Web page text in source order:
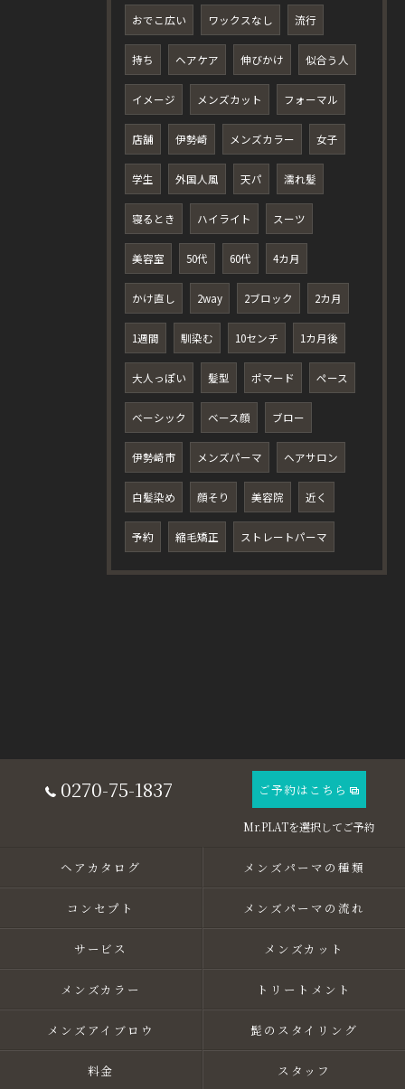
おでこ広い ワックスなし 流行
持ち ヘアケア 伸びかけ 似合う人
イメージ メンズカット フォーマル
店舗 伊勢崎 メンズカラー 女子
学生 外国人風 天パ 濡れ髪
寝るとき ハイライト スーツ
美容室 50代 60代 4カ月
かけ直し 2way 2ブロック 2カ月
1週間 馴染む 10センチ 1カ月後
大人っぽい 髪型 ポマード ペース
ベーシック ベース顔 ブロー
伊勢崎市 メンズパーマ ヘアサロン
白髪染め 顔そり 美容院 近く
予約 縮毛矯正 ストレートパーマ
0270-75-1837 ご予約はこちら
ヘアカタログ メンズパーマの種類
コンセプト メンズパーマの流れ
サービス メンズカット
メンズカラー トリートメント
メンズアイブロウ 髭のスタイリング
料金 スタッフ